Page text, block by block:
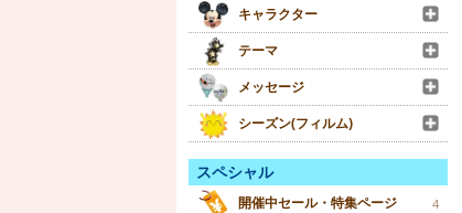
キャラクター
テーマ
メッセージ
シーズン(フィルム)
スペシャル
開催中セール・特集ページ 4